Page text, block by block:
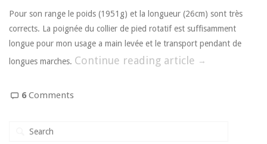
Pour son range le poids (1951g) et la longueur (26cm) sont très
corrects. La poignée du collier de pied rotatif est suffisamment
longue pour mon usage a main levée et le transport pendant de
longues marches. Continue reading article →
6Comments